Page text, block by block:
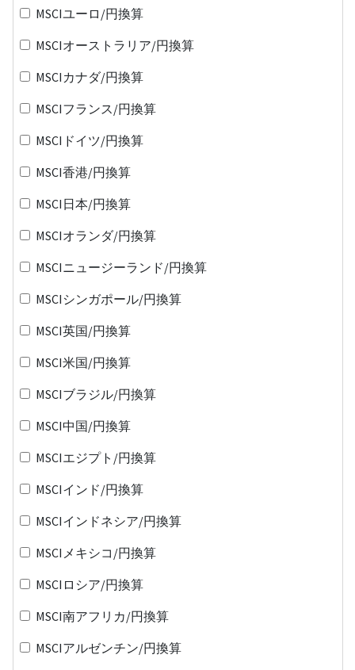
MSCIユーロ/円換算
MSCIオーストラリア/円換算
MSCIカナダ/円換算
MSCIフランス/円換算
MSCIドイツ/円換算
MSCI香港/円換算
MSCI日本/円換算
MSCIオランダ/円換算
MSCIニュージーランド/円換算
MSCIシンガポール/円換算
MSCI英国/円換算
MSCI米国/円換算
MSCIブラジル/円換算
MSCI中国/円換算
MSCIエジプト/円換算
MSCIインド/円換算
MSCIインドネシア/円換算
MSCIメキシコ/円換算
MSCIロシア/円換算
MSCI南アフリカ/円換算
MSCIアルゼンチン/円換算